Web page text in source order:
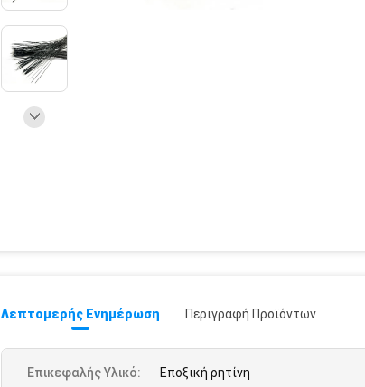
Λεπτομερής Ενημέρωση Περιγραφή Προϊόντων
Επικεφαλής Υλικό: Εποξική ρητίνη